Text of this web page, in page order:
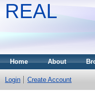
REAL
Home About
Login Create Account